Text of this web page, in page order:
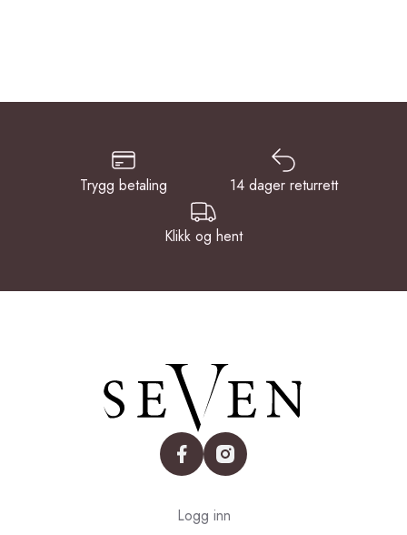
Trygg betaling 14 dager returrett
Klikk og hent
facebookinstagram
Logg inn